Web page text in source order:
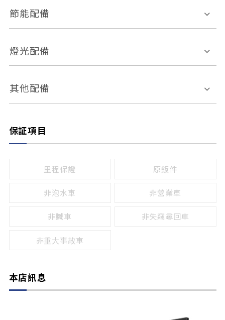
車道偏離警示
自動停車系統 盲點偵測系統
倒車雷達
無
有
外部音源接入
節能配備
引擎啟閉系統
燈光配備
感應頭燈
頭燈光源
其他配備
保証項目
里程保證 原鈑件
非泡水車 非營業車
非贓車 非失竊尋回車
非重大事故車
本店訊息